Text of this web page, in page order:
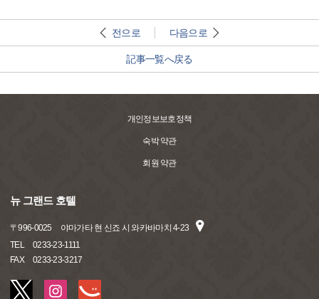
전으로 다음으로
記事一覧へ戻る
개인정보보호정책
숙박 약관
회원 약관
뉴 그랜드 호텔
〒996-0025
야마가타 현 신죠 시 와카바마치 4-23
TEL
0233-23-1111
FAX
0233-23-3217